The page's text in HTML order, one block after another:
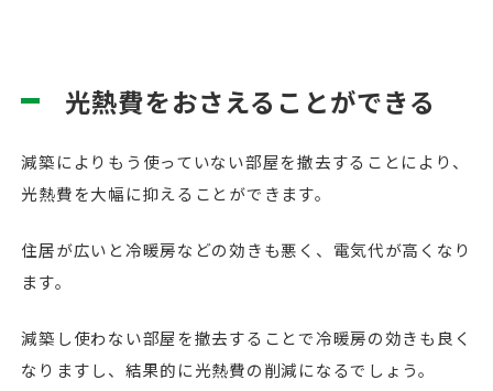
光熱費をおさえることができる
減築によりもう使っていない部屋を撤去することにより、
光熱費を大幅に抑えることができます。
住居が広いと冷暖房などの効きも悪く、電気代が高くなり
ます。
減築し使わない部屋を撤去することで冷暖房の効きも良く
なりますし、結果的に光熱費の削減になるでしょう。